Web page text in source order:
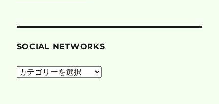
SOCIAL NETWORKS
social